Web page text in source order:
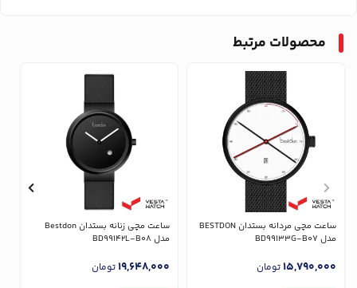
محصولات مرتبط
ساعت مچی مردانه بستدان BESTDON
مدل BD99133G-B07
15,790,000تومان
ساعت مچی زنانه بستدان Bestdon
مدل BD99142L-B08
19,648,000تومان